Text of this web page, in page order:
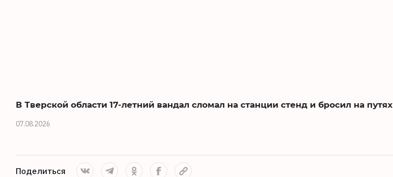
В Тверской области 17-летний вандал сломал на станции стенд и бросил на путях
07.08.2026
Поделиться